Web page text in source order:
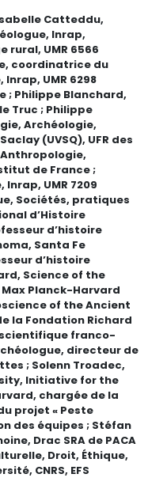
Catteddu,
Inrap,
rural, UMR 6566
coordinatrice du
UMR 6298
; Philippe Blanchard,
Truc ; Philippe
Archéologie,
(UVSQ), UFR des
de France ;
UMR 7209
Sociétés, pratiques
d’Histoire
d’histoire
Santa Fe
d’histoire
Science of the
Planck-Harvard
of the Ancient
la Fondation Richard
franco-
directeur de
; Solenn Troadec,
Initiative for the
chargée de la
projet « Peste
des équipes ; Stéfan
Drac SRA de PACA
Droit, Éthique,
CNRS, EFS